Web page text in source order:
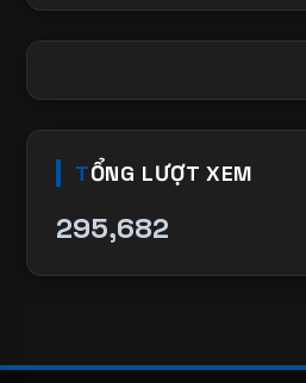
TỔNG LƯỢT XEM
295,682